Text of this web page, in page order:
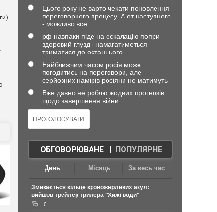
Цього року не варто чекати поновлення
переговорного процесу. А от наступного
- можливо все
рф навпаки піде на ескалацію попри
здоровий глузд і намагатиметься
триматися до останнього
Найближчим часом росія може
погодитись на переговори, але
серйозних намірів росіяни не матимуть
Вже давно не роблю жодних прогнозів
щодо завершення війни
ОБГОВОРЮВАНЕ| ПОПУЛЯРНЕ
День Місяць За весь час
Змикається кільце кровожерливих акул:
вийшов трейлер трилера "Хижі води"
0